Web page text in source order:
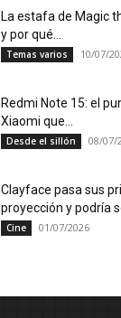
La estafa de Magic
y por qué...
Temas varios 10/07/
Redmi Note 15: el
Xiaomi que...
Desde el sillón 08/07/
Clayface pasa sus
proyección y podría
Cine 01/07/2026